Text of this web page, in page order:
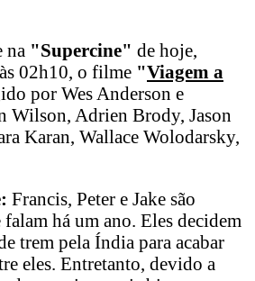
na "Supercine" de hoje,
02h10, o filme "Viagem a
por Wes Anderson e
Wilson, Adrien Brody, Jason
Karan, Wallace Wolodarsky,
Francis, Peter e Jake são
falam há um ano. Eles decidem
trem pela Índia para acabar
eles. Entretanto, devido a